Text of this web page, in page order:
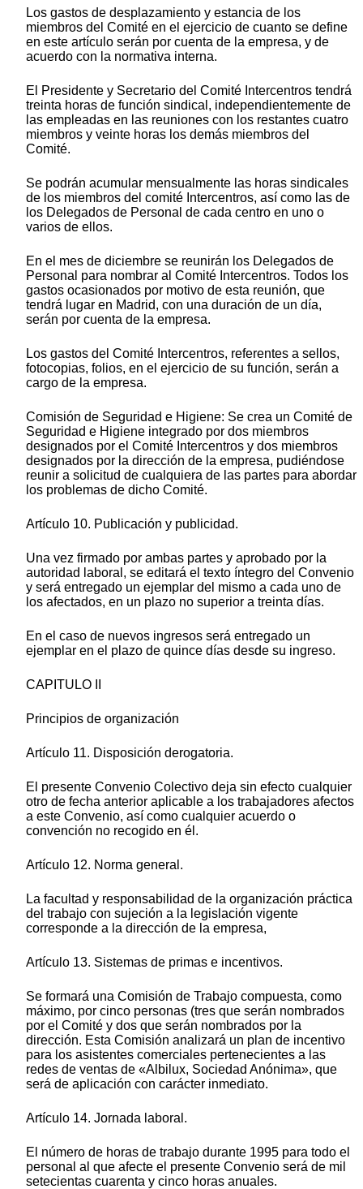
Los gastos de desplazamiento y estancia de los
miembros del Comité en el ejercicio de cuanto se define
en este artículo serán por cuenta de la empresa, y de
acuerdo con la normativa interna.
El Presidente y Secretario del Comité Intercentros tendrá
treinta horas de función sindical, independientemente de
las empleadas en las reuniones con los restantes cuatro
miembros y veinte horas los demás miembros del
Comité.
Se podrán acumular mensualmente las horas sindicales
de los miembros del comité Intercentros, así como las de
los Delegados de Personal de cada centro en uno o
varios de ellos.
En el mes de diciembre se reunirán los Delegados de
Personal para nombrar al Comité Intercentros. Todos los
gastos ocasionados por motivo de esta reunión, que
tendrá lugar en Madrid, con una duración de un día,
serán por cuenta de la empresa.
Los gastos del Comité Intercentros, referentes a sellos,
fotocopias, folios, en el ejercicio de su función, serán a
cargo de la empresa.
Comisión de Seguridad e Higiene: Se crea un Comité de
Seguridad e Higiene integrado por dos miembros
designados por el Comité Intercentros y dos miembros
designados por la dirección de la empresa, pudiéndose
reunir a solicitud de cualquiera de las partes para abordar
los problemas de dicho Comité.
Artículo 10. Publicación y publicidad.
Una vez firmado por ambas partes y aprobado por la
autoridad laboral, se editará el texto íntegro del Convenio
y será entregado un ejemplar del mismo a cada uno de
los afectados, en un plazo no superior a treinta días.
En el caso de nuevos ingresos será entregado un
ejemplar en el plazo de quince días desde su ingreso.
CAPITULO II
Principios de organización
Artículo 11. Disposición derogatoria.
El presente Convenio Colectivo deja sin efecto cualquier
otro de fecha anterior aplicable a los trabajadores afectos
a este Convenio, así como cualquier acuerdo o
convención no recogido en él.
Artículo 12. Norma general.
La facultad y responsabilidad de la organización práctica
del trabajo con sujeción a la legislación vigente
corresponde a la dirección de la empresa,
Artículo 13. Sistemas de primas e incentivos.
Se formará una Comisión de Trabajo compuesta, como
máximo, por cinco personas (tres que serán nombrados
por el Comité y dos que serán nombrados por la
dirección. Esta Comisión analizará un plan de incentivo
para los asistentes comerciales pertenecientes a las
redes de ventas de «Albilux, Sociedad Anónima», que
será de aplicación con carácter inmediato.
Artículo 14. Jornada laboral.
El número de horas de trabajo durante 1995 para todo el
personal al que afecte el presente Convenio será de mil
setecientas cuarenta y cinco horas anuales.